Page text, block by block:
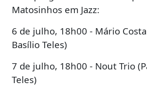
Matosinhos em Jazz:
6 de julho, 18h00 - Mário
Basílio Teles)
7 de julho, 18h00 - Nout Trio
Teles)